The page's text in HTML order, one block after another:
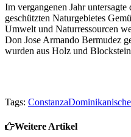
Im vergangenen Jahr
geschützten Naturgebietes
Umwelt und Naturressourcen
Don Jose Armando Bermudez
wurden aus Holz und
Tags: Constanza
Weitere Artikel